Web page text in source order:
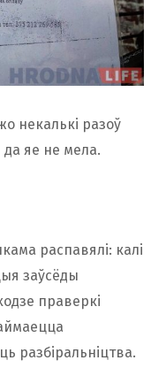
некалькі разоў
да яе не мела.
распавялі: калі
заўсёды
праверкі
разбіральніцтва.